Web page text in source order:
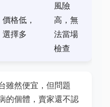
價格低，
選擇多
風險
高，無
法當場
檢查
雖然便宜，但問題
的個體，賣家還不認